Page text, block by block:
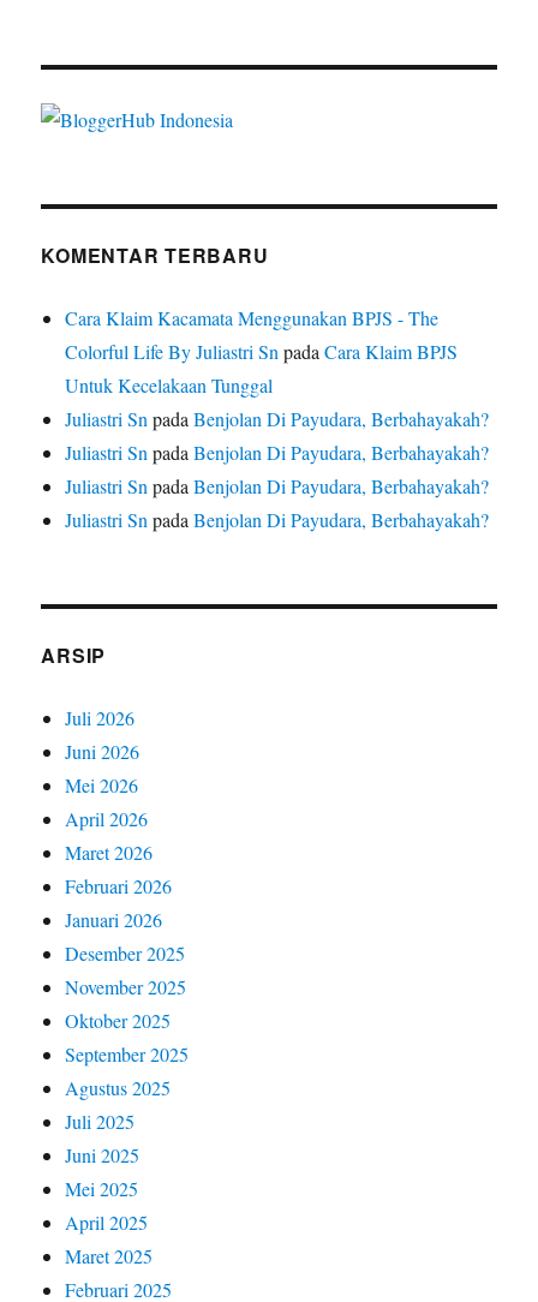
KOMENTAR TERBARU
Cara Klaim Kacamata Menggunakan BPJS - The
Colorful Life By Juliastri SnpadaCara Klaim BPJS
Untuk Kecelakaan Tunggal
Juliastri SnpadaBenjolan Di Payudara, Berbahayakah?
Juliastri SnpadaBenjolan Di Payudara, Berbahayakah?
Juliastri SnpadaBenjolan Di Payudara, Berbahayakah?
Juliastri SnpadaBenjolan Di Payudara, Berbahayakah?
ARSIP
Juli 2026
Juni 2026
Mei 2026
April 2026
Maret 2026
Februari 2026
Januari 2026
Desember 2025
November 2025
Oktober 2025
September 2025
Agustus 2025
Juli 2025
Juni 2025
Mei 2025
April 2025
Maret 2025
Februari 2025